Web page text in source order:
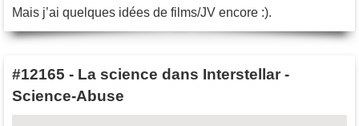
Mais j’ai quelques idées de films/JV encore :).
#12165 - La science dans Interstellar -
Science-Abuse